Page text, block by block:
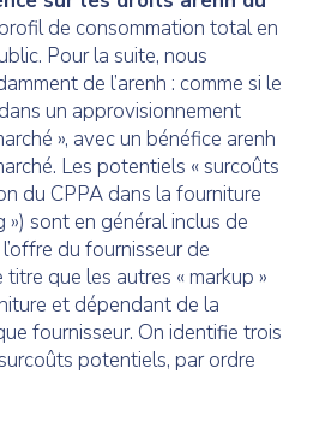
de consommation total en
Pour la suite, nous
de l’arenh : comme si le
un approvisionnement
», avec un bénéfice arenh
Les potentiels « surcoûts
du CPPA dans la fourniture
») sont en général inclus de
du fournisseur de
que les autres « markup »
et dépendant de la
fournisseur. On identifie trois
potentiels, par ordre